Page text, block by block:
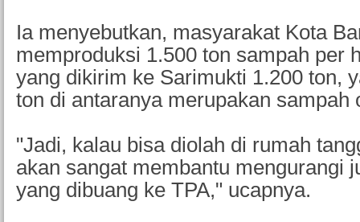
Ia menyebutkan, masyarakat Kota
memproduksi 1.500 ton sampah per
yang dikirim ke Sarimukti 1.200 ton,
ton di antaranya merupakan sampah
"Jadi, kalau bisa diolah di rumah
akan sangat membantu mengurangi
yang dibuang ke TPA," ucapnya.